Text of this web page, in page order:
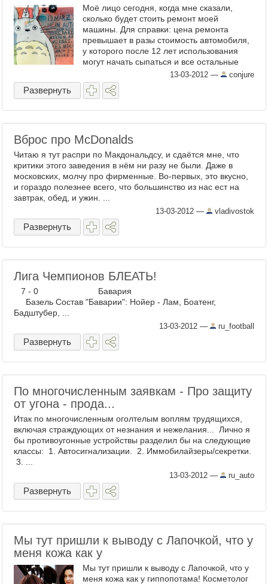
Моё лицо сегодня, когда мне сказали,
сколько будет стоить ремонт моей
машины. Для справки: цена ремонта
превышает в разы стоимость автомобиля,
у которого после 12 лет использования
могут начать сыпаться и все остальные
части. Так грустно. Я на этой ...
13-03-2012 — conjure
Развернуть
Вброс про McDonalds
Читаю я тут распри по Макдональдсу, и сдаётся мне, что
критики этого заведения в нём ни разу не были. Даже в
московских, молчу про фирменные. Во-первых, это вкусно,
и гораздо полезнее всего, что большинство из нас ест на
завтрак, обед, и ужин. ...
13-03-2012 — vladivostok
Развернуть
Лига Чемпионов БЛЕАТЬ!
7 - 0 Бавария
Базель Состав "Баварии": Нойер - Лам, Боатенг,
Бадштубер, ...
13-03-2012 — ru_football
Развернуть
По многочисленным заявкам - Про защиту
от угона - прода...
Итак по многочисленным оголтелым воплям трудящихся,
включая страждующих от незнания и нежелания... Лично я
бы противоугонные устройствы разделил бы на следующие
классы: 1. Автосигнализации. 2. Иммобилайзеры/секретки.
3. ...
13-03-2012 — ru_auto
Развернуть
Мы тут пришли к выводу с Лапочкой, что у
меня кожа как у
Мы тут пришли к выводу с Лапочкой, что у
меня кожа как у гиппопотама! Косметолог